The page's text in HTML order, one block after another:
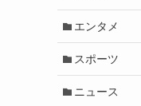
エンタメ
スポーツ
ニュース